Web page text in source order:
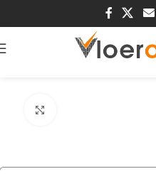
/Vloeren/Tapijt